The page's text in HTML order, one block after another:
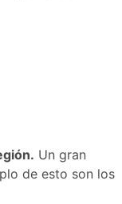
Un gran
de esto son los